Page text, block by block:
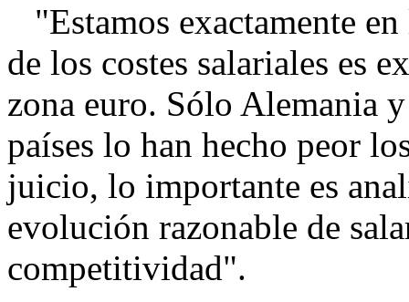
"Estamos exactamente
de los costes salariales es
zona euro. Sólo Alemania
países lo han hecho peor
juicio, lo importante es
evolución razonable de
competitividad".